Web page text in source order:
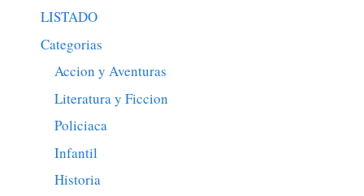
LISTADO
Categorias
Accion y Aventuras
Literatura y Ficcion
Policiaca
Infantil
Historia